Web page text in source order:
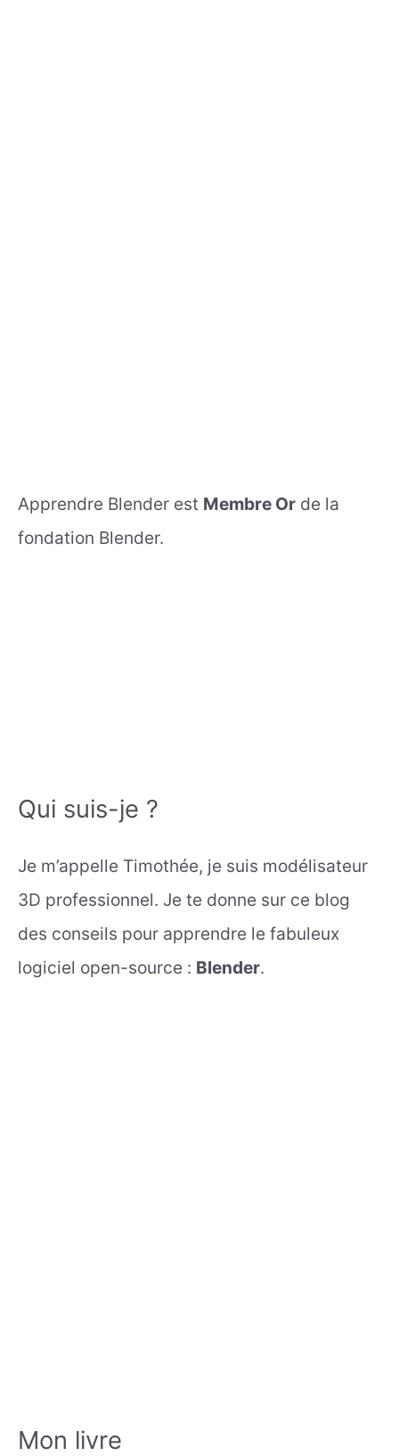
Apprendre Blender est Membre Or de la
fondation Blender.
Qui suis-je ?
Je m’appelle Timothée, je suis modélisateur
3D professionnel. Je te donne sur ce blog
des conseils pour apprendre le fabuleux
logiciel open-source : Blender.
Mon livre